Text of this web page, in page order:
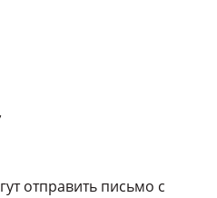
отправить письмо с